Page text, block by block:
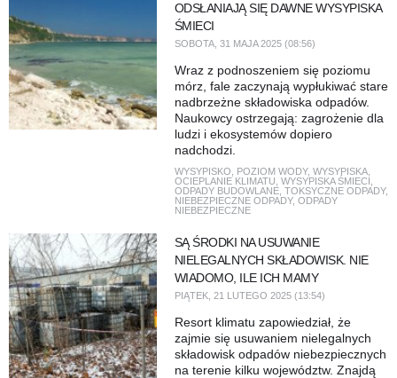
ODSŁANIAJĄ SIĘ DAWNE WYSYPISKA
ŚMIECI
SOBOTA, 31 MAJA 2025 (08:56)
Wraz z podnoszeniem się poziomu
mórz, fale zaczynają wypłukiwać stare
nadbrzeżne składowiska odpadów.
Naukowcy ostrzegają: zagrożenie dla
ludzi i ekosystemów dopiero
nadchodzi.
WYSYPISKO POZIOM WODY, WYSYPISKA,
OCIEPLANIE KLIMATU WYSYPISKA ŚMIECI
ODPADY BUDOWLANE, TOKSYCZNE ODPADY,
NIEBEZPIECZNE ODPADY, ODPADY
NIEBEZPIECZNE
SĄ ŚRODKI NA USUWANIE
NIELEGALNYCH SKŁADOWISK. NIE
WIADOMO, ILE ICH MAMY
PIĄTEK, 21 LUTEGO 2025 (13:54)
Resort klimatu zapowiedział, że
zajmie się usuwaniem nielegalnych
składowisk odpadów niebezpiecznych
na terenie kilku województw. Znajdą